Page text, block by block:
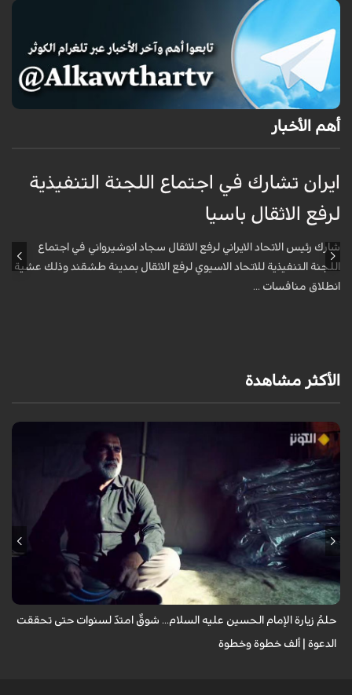
أهم الأخبار
ايران تشارك في اجتماع اللجنة التنفيذية
لرفع الاثقال باسيا
شارك رئيس الاتحاد الايراني لرفع الاثقال سجاد انوشيرواني في اجتماع
اللجنة التنفيذية للاتحاد الاسيوي لرفع الاثقال بمدينة طشقند وذلك عشية
انطلاق منافسات ...
الأكثر مشاهدة
يروي عددٌ من الزائرين مشاعر الشوق التي لازمتهم لسنوات وهم يتمنون زيارة
الإمام الحسين عليه السلام، مؤكدين أن العقبات المادية والظروف الشخصية لم
حلمُ زيارة الإمام الحسين عليه السلام... شوقٌ امتدّ لسنوات حتى تحققت
الدعوة | ألف خطوة وخطوة